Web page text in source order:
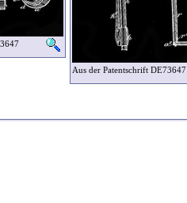
Aus der Patentschrift DE73647